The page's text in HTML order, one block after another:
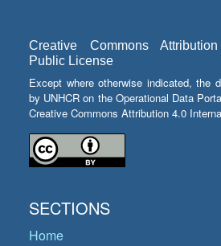
Creative Commons
Public License
Except where otherwise indicated, the
by UNHCR on the Operational Data
Creative Commons Attribution 4.0
SECTIONS
Home